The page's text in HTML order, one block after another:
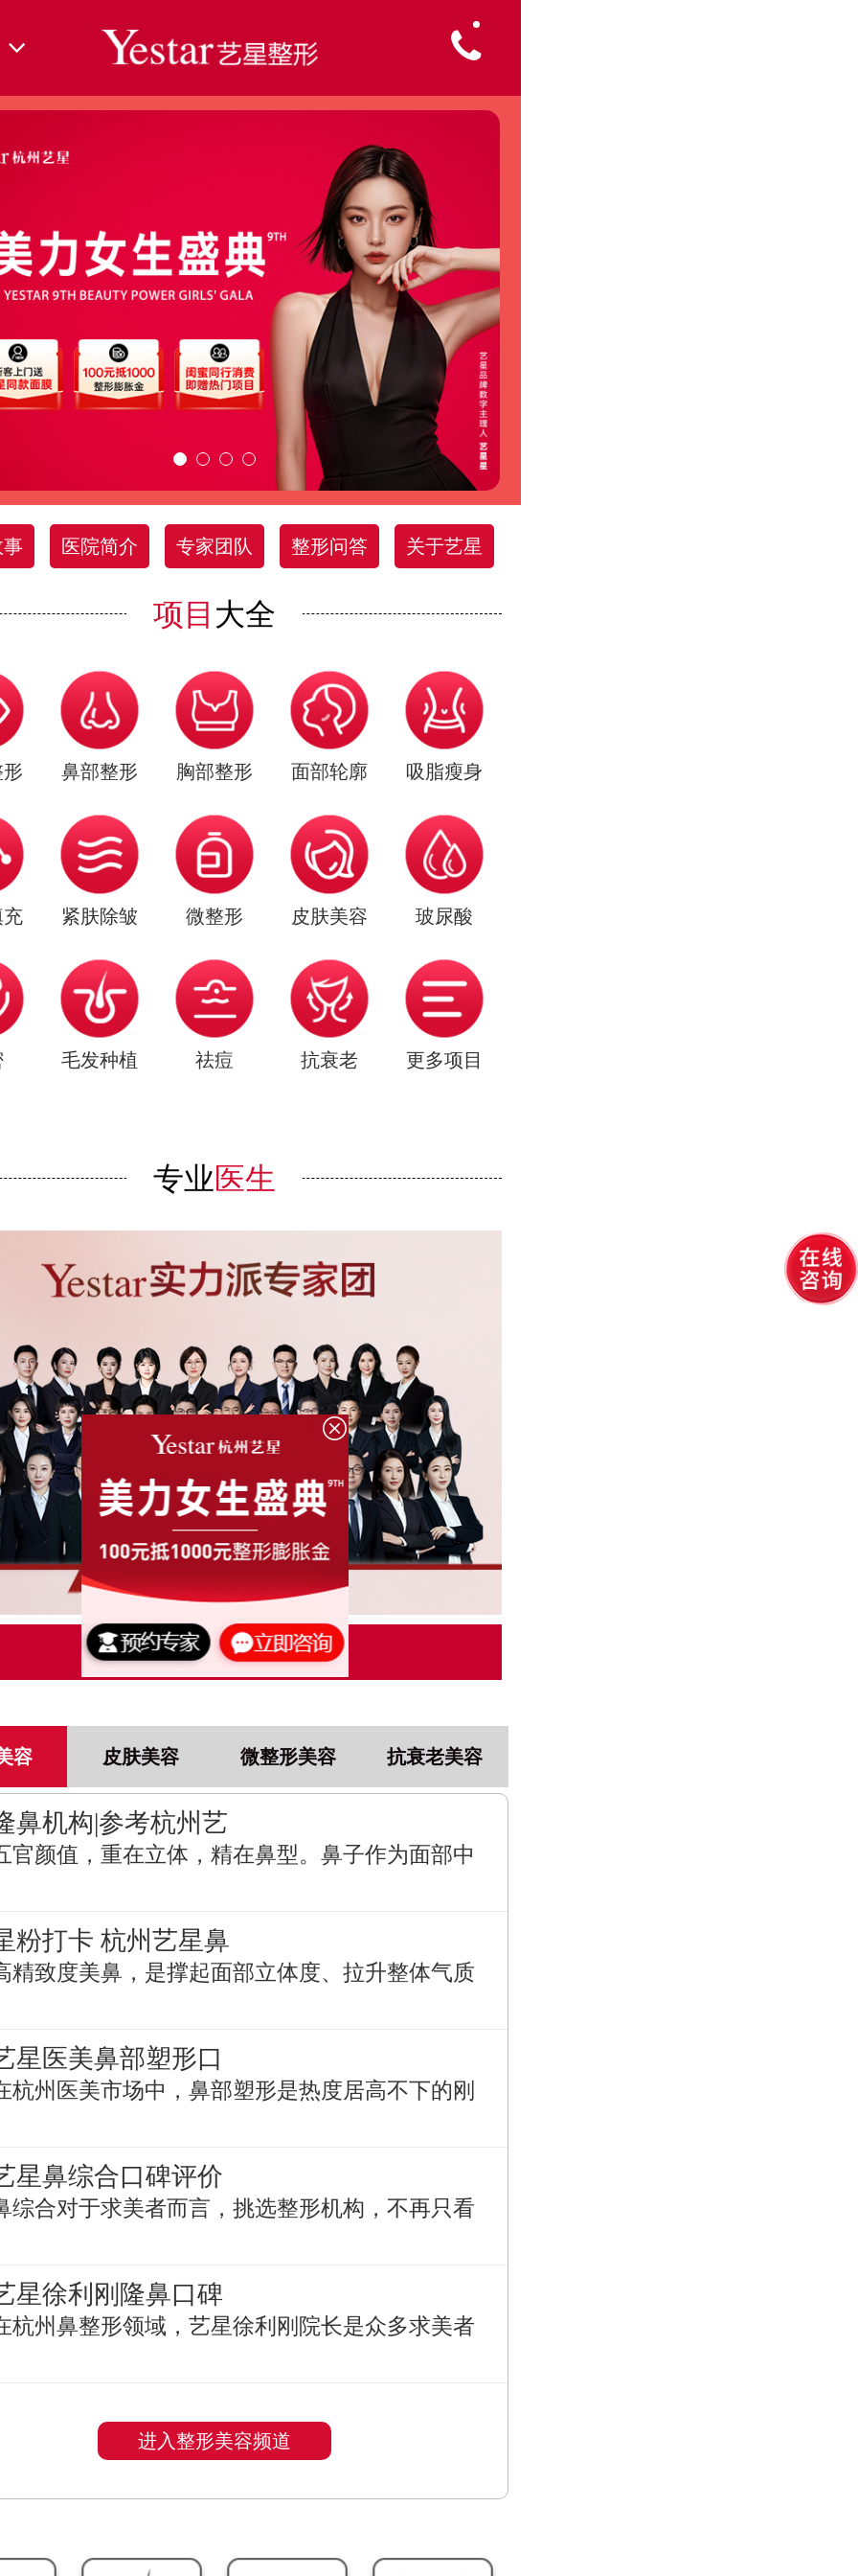
事 医院简介 专家团队 整形问答 关于艺星
项目 大全
鼻部整形 胸部整形 面部轮廓 吸脂瘦身
充 紧肤除皱 微整形 皮肤美容 玻尿酸
毛发种植 祛痘 抗衰老 更多项目
专业医生
点击了解更多
容 皮肤美容 微整形美容 抗衰老美容
鼻机构|参考杭州艺
官颜值，重在立体，精在鼻型。鼻子作为面部中
粉打卡 杭州艺星鼻
精致度美鼻，是撑起面部立体度、拉升整体气质
星医美鼻部塑形口
杭州医美市场中，鼻部塑形是热度居高不下的刚
星鼻综合口碑评价
综合对于求美者而言，挑选整形机构，不再只看
星徐利刚隆鼻口碑
杭州鼻整形领域，艺星徐利刚院长是众多求美者
进入整形美容频道